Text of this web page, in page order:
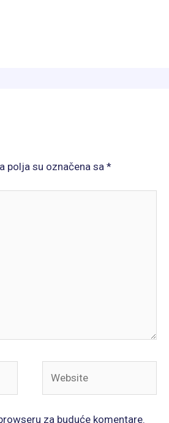
polja su označena sa *
za buduće komentare.